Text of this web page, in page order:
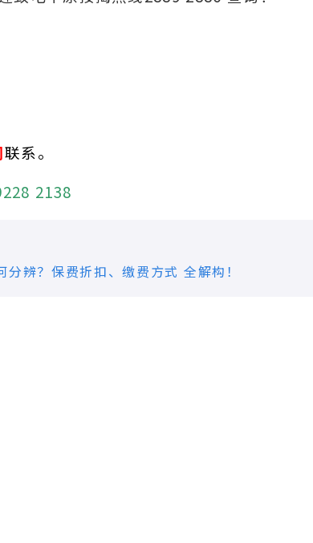
联系。
2138
辨？保费折扣、缴费方式 全解构！